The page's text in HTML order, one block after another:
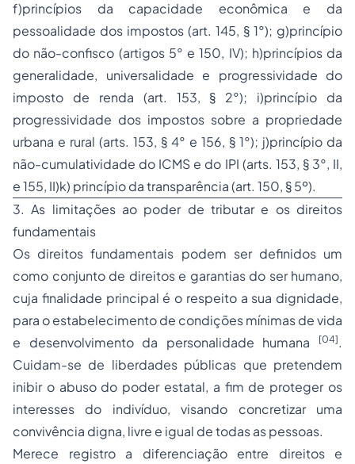
f)princípios da capacidade econômica e da
pessoalidade dos impostos (art. 145, § 1°); g)princípio
do não-confisco (artigos 5° e 150, IV); h)princípios da
generalidade, universalidade e progressividade do
imposto de renda (art. 153, § 2°); i)princípio da
progressividade dos impostos sobre a propriedade
urbana e rural (arts. 153, § 4° e 156, § 1°); j)princípio da
não-cumulatividade do ICMS e do IPI (arts. 153, § 3°, II,
e 155, II)k) princípio da transparência (art. 150, § 5º).
3. As limitações ao poder de tributar e os direitos
fundamentais
Os direitos fundamentais podem ser definidos um
como conjunto de direitos e garantias do ser humano,
cuja finalidade principal é o respeito a sua dignidade,
para o estabelecimento de condições mínimas de vida
e desenvolvimento da personalidade humana
[04].
Cuidam-se de liberdades públicas que pretendem
inibir o abuso do poder estatal, a fim de proteger os
interesses do indivíduo, visando concretizar uma
convivência digna, livre e igual de todas as pessoas.
Merece registro a diferenciação entre direitos e